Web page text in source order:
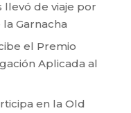
llevó de viaje por
Garnacha
el Premio
Aplicada al
en la Old